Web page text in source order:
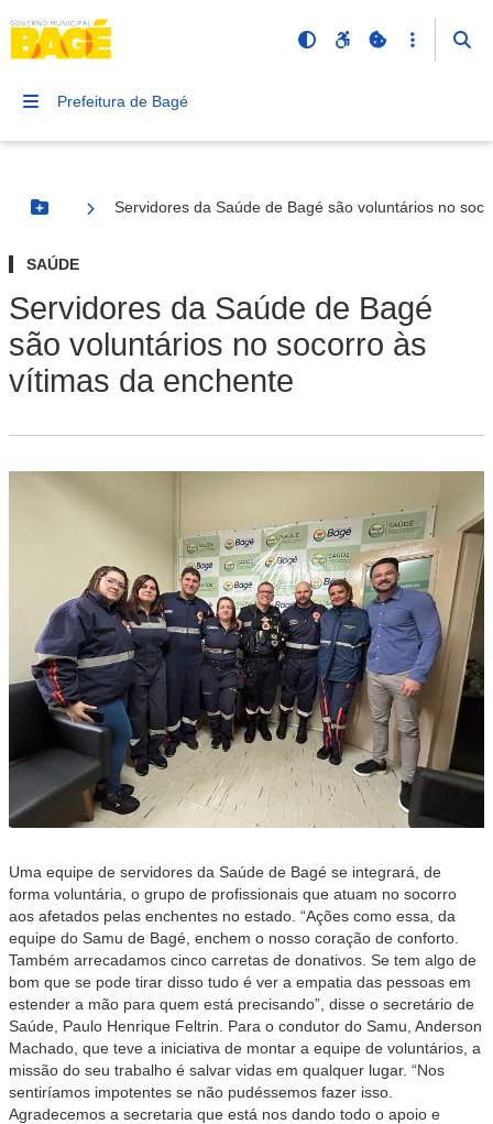
Prefeitura de Bagé
Botão Menu
Servidores da Saúde de Bagé são voluntários no
SAÚDE
Servidores da Saúde de Bagé
são voluntários no socorro às
vítimas da enchente
Uma equipe de servidores da Saúde de Bagé se integrará, de
forma voluntária, o grupo de profissionais que atuam no socorro
aos afetados pelas enchentes no estado. “Ações como essa, da
equipe do Samu de Bagé, enchem o nosso coração de conforto.
Também arrecadamos cinco carretas de donativos. Se tem algo de
bom que se pode tirar disso tudo é ver a empatia das pessoas em
estender a mão para quem está precisando”, disse o secretário de
Saúde, Paulo Henrique Feltrin. Para o condutor do Samu, Anderson
Machado, que teve a iniciativa de montar a equipe de voluntários, a
missão do seu trabalho é salvar vidas em qualquer lugar. “Nos
sentiríamos impotentes se não pudéssemos fazer isso.
Agradecemos a secretaria que está nos dando todo o apoio e